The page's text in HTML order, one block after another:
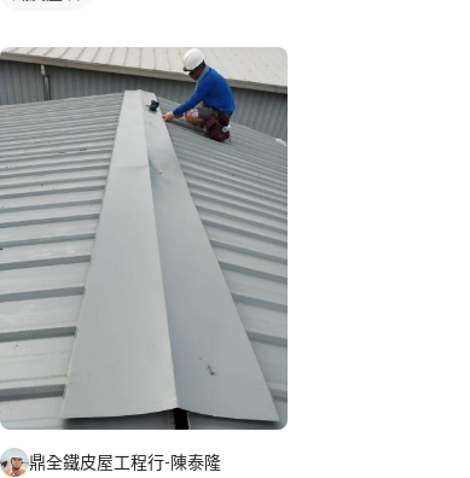
鼎全鐵皮屋工程行-陳泰隆